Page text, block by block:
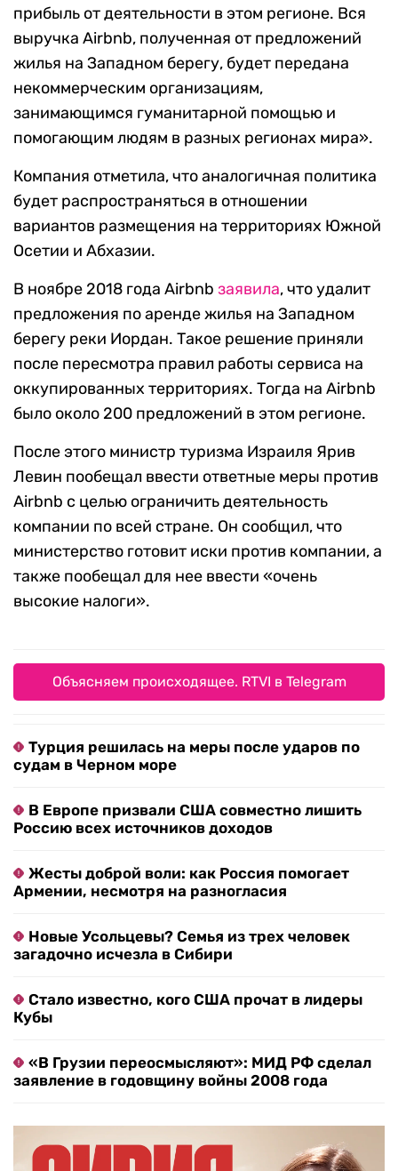
прибыль от деятельности в этом регионе. Вся
выручка Airbnb, полученная от предложений
жилья на Западном берегу, будет передана
некоммерческим организациям,
занимающимся гуманитарной помощью и
помогающим людям в разных регионах мира».
Компания отметила, что аналогичная политика
будет распространяться в отношении
вариантов размещения на территориях Южной
Осетии и Абхазии.
В ноябре 2018 года Airbnb заявила, что удалит
предложения по аренде жилья на Западном
берегу реки Иордан. Такое решение приняли
после пересмотра правил работы сервиса на
оккупированных территориях. Тогда на Airbnb
было около 200 предложений в этом регионе.
После этого министр туризма Израиля Ярив
Левин пообещал ввести ответные меры против
Airbnb с целью ограничить деятельность
компании по всей стране. Он сообщил, что
министерство готовит иски против компании, а
также пообещал для нее ввести «очень
высокие налоги».
Объясняем происходящее. RTVI в Telegram
Турция решилась на меры после ударов по
судам в Черном море
В Европе призвали США совместно лишить
Россию всех источников доходов
Жесты доброй воли: как Россия помогает
Армении, несмотря на разногласия
Новые Усольцевы? Семья из трех человек
загадочно исчезла в Сибири
Стало известно, кого США прочат в лидеры
Кубы
«В Грузии переосмысляют»: МИД РФ сделал
заявление в годовщину войны 2008 года